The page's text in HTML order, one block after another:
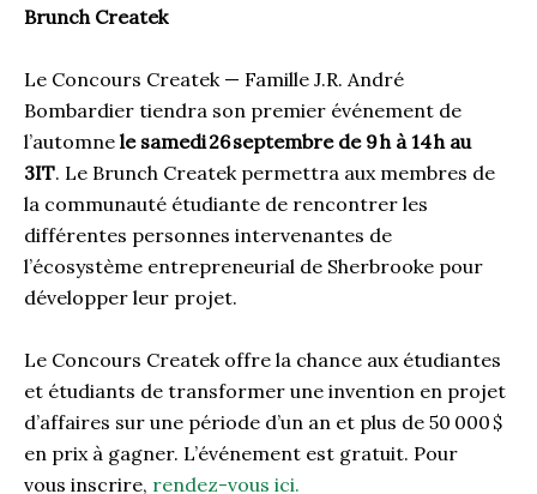
Brunch Createk
Le Concours Createk — Famille J.R. André
Bombardier tiendra son premier événement de
l’automne le samedi26septembre de9 h à 14 h au
3IT. Le Brunch Createk permettra aux membres de
la communauté étudiante de rencontrer les
différentes personnes intervenantes de
l’écosystème entrepreneurial de Sherbrooke pour
développer leur projet.
Le Concours Createk offre la chance aux étudiantes
et étudiants de transformer une invention en projet
d’affaires sur une période d’un an et plus de 50 000 $
en prix à gagner. L’événement est gratuit. Pour
vous inscrire, rendez-vous ici.